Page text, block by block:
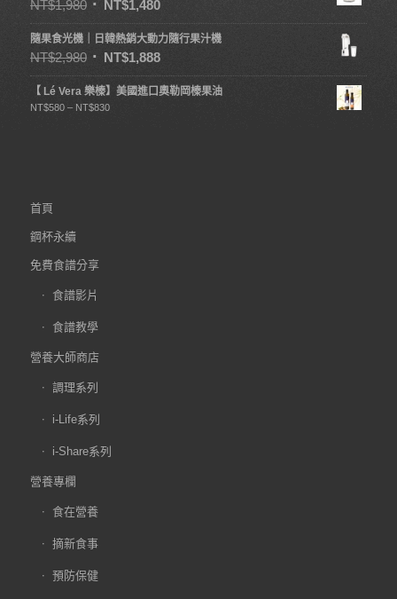
NT$1,980 NT$1,480
隨果食光機｜日韓熱銷大動力隨行果汁機
NT$2,980 NT$1,888
【 Lé Vera 樂榛】美國進口奧勒岡榛果油
NT$580 – NT$830
首頁
鋼杯永續
免費食譜分享
食譜影片
食譜教學
營養大師商店
調理系列
i-Life系列
i-Share系列
營養專欄
食在營養
摘新食事
預防保健